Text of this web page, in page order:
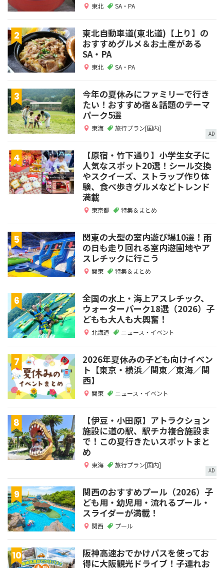
東北 SA・PA
東北自動車道(東北道)【上り】の
おすすめグルメ＆お土産がある
SA・PA
東北 SA・PA
今年の夏休みにファミリーで行き
たい！おすすめ宿＆話題のテーマ
パーク5選
東海 旅行プラン[国内]
AD
【原宿・竹下通り】小学生女子に
人気なスポット20選！シール交換
やスクイーズ、ストラップ作り体
験、食べ歩きグルメなどトレンド
満載
東京都 特集＆まとめ
関東の大型の室内遊び場10選！雨
の日も走り回れる室内遊園地やア
スレチックに行こう
関東 特集＆まとめ
全国の水上・海上アスレチック、
ウォーターパーク18選（2026）子
どもも大人も大興奮！
北海道 ニュース・イベント
2026年夏休みの子ども向けイベン
ト【東京・横浜／関東／東海／関
西】
関東 ニュース・イベント
【伊豆・小田原】アトラクション
施設に道の駅、駅チカ複合施設ま
で！この夏行きたいスポットまと
め
東海 旅行プラン[国内]
AD
関西のおすすめプール（2026）子
ども用・幼児用・流れるプール・
スライダーが満載！
関西 プール
阪神高速おでかけパスを使ってお
得に大阪観光ドライブ！子連れお